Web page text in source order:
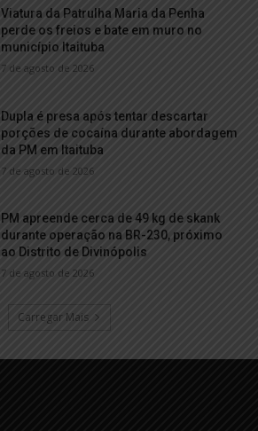
Viatura da Patrulha Maria da Penha
perde os freios e bate em muro no
município Itaituba
7 de agosto de 2026
Dupla é presa após tentar descartar
porções de cocaína durante abordagem
da PM em Itaituba
7 de agosto de 2026
PM apreende cerca de 49 kg de skank
durante operação na BR-230, próximo
ao Distrito de Divinópolis
7 de agosto de 2026
Carregar Mais